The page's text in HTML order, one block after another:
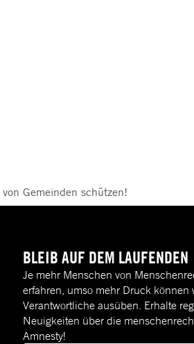
Gemeinden schützen!
BLEIB AUF DEM LAUFENDEN
Je mehr Menschen von
erfahren, umso mehr Druck können
Verantwortliche ausüben. Erhalte
Neuigkeiten über die
Amnesty!